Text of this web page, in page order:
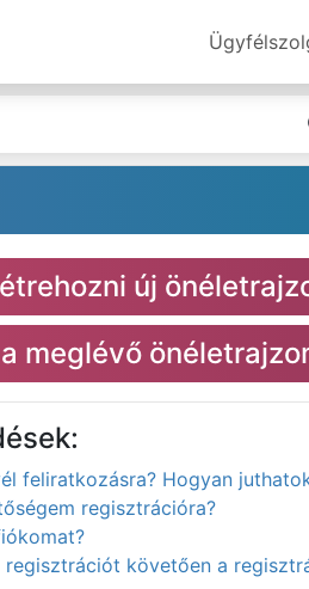
új
meglévő
feliratkozásra? Hogyan
regisztrációra?
követően a